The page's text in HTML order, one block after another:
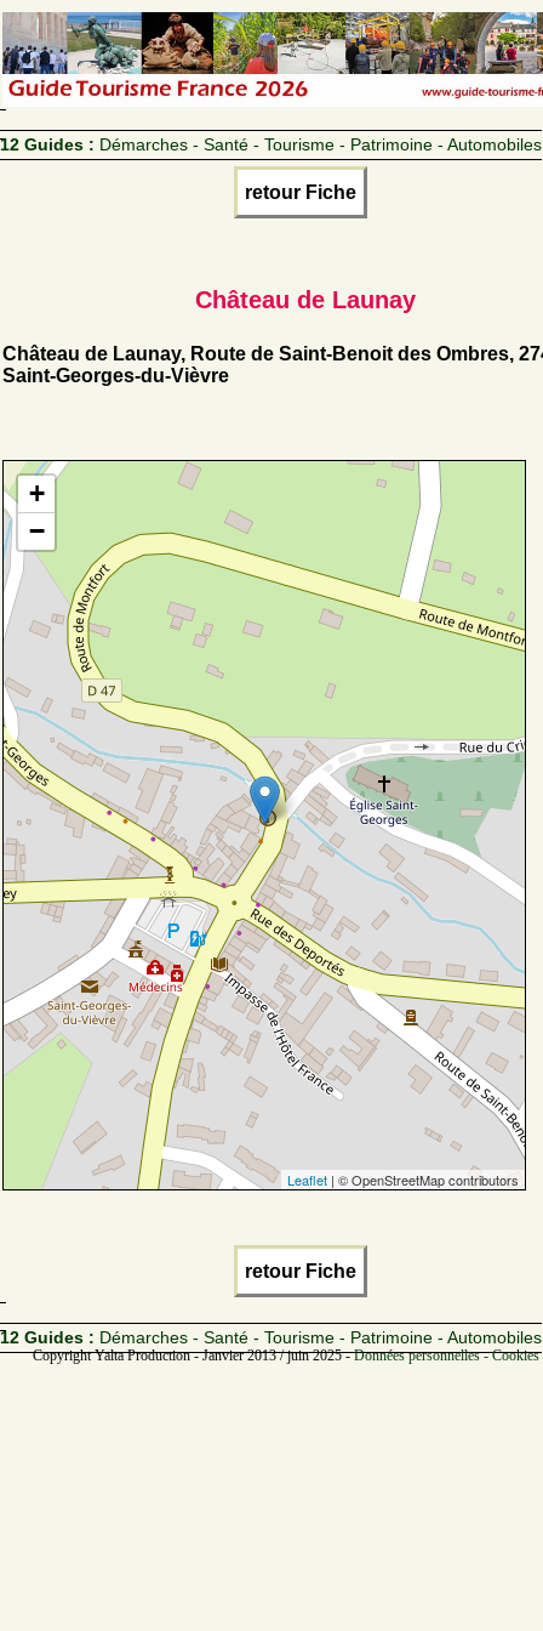
12 Guides : Démarches - Santé - Tourisme - Patrimoine - Automobiles
retour Fiche
Château de Launay
Château de Launay, Route de Saint-Benoit des Ombres,
Saint-Georges-du-Vièvre
+
−
Leaflet | © OpenStreetMap contributors
retour Fiche
12 Guides : Démarches - Santé - Tourisme - Patrimoine - Automobiles
Copyright Yalta Production - Janvier 2013 / juin 2025 -Données personnelles -